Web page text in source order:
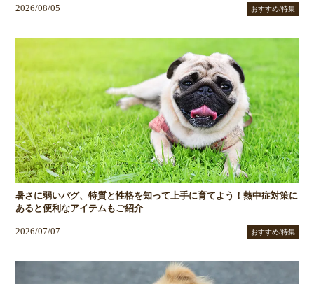
2026/08/05 おすすめ/特集
暑さに弱いパグ、特質と性格を知って上手に育てよう！熱中症対策に
あると便利なアイテムもご紹介
2026/07/07 おすすめ/特集